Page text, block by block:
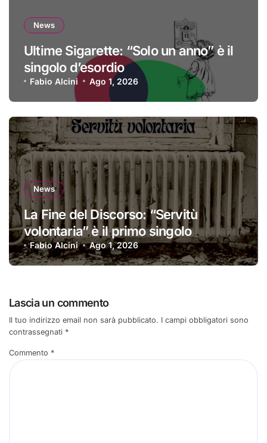
News
Ultime Sigarette: “Solo un anno” è il
singolo d’esordio
Fabio Alcini Ago 1, 2026
News
La Fine del Discorso: “Servitù
volontaria” è il primo singolo
Fabio Alcini Ago 1, 2026
Lascia un commento
Il tuo indirizzo email non sarà pubblicato. I campi obbligatori sono
contrassegnati *
Commento *